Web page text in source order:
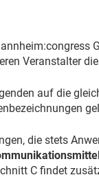
Veranstalter
auf die
die stets
C findet